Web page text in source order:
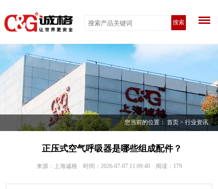
搜索
您当前的位置： 首页 > 行业资讯
正压式空气呼吸器是哪些组成配件？
来源：上海诚格 时间：2026-07-07 11:09:40 阅读： 179